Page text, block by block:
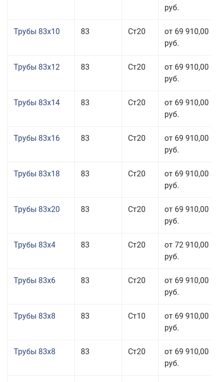
руб.
Трубы 83x10 83 Ст20
от 69 910,00
руб.
Трубы 83x12 83 Ст20
от 69 910,00
руб.
Трубы 83x14 83 Ст20
от 69 910,00
руб.
Трубы 83x16 83 Ст20
от 69 910,00
руб.
Трубы 83x18 83 Ст20
от 69 910,00
руб.
Трубы 83x20 83 Ст20
от 69 910,00
руб.
Трубы 83x4 83 Ст20
от 72 910,00
руб.
Трубы 83x6 83 Ст20
от 69 910,00
руб.
Трубы 83x8 83 Ст10
от 69 910,00
руб.
Трубы 83x8 83 Ст20
от 69 910,00
руб.